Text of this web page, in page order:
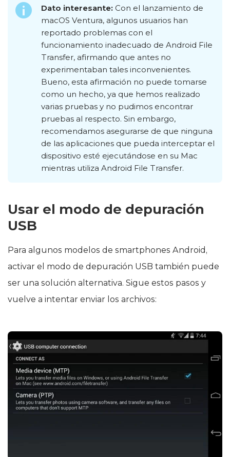
Dato interesante: Con el lanzamiento de
macOS Ventura, algunos usuarios han
reportado problemas con el
funcionamiento inadecuado de Android File
Transfer, afirmando que antes no
experimentaban tales inconvenientes.
Bueno, esta afirmación no puede tomarse
como un hecho, ya que hemos realizado
varias pruebas y no pudimos encontrar
pruebas al respecto. Sin embargo,
recomendamos asegurarse de que ninguna
de las aplicaciones que pueda interceptar el
dispositivo esté ejecutándose en su Mac
mientras utiliza Android File Transfer.
Usar el modo de depuración
USB
Para algunos modelos de smartphones Android,
activar el modo de depuración USB también puede
ser una solución alternativa. Sigue estos pasos y
vuelve a intentar enviar los archivos: